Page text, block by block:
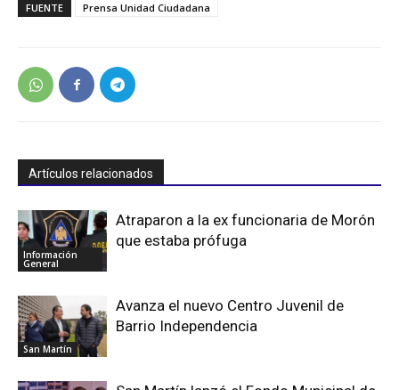
FUENTE Prensa Unidad Ciudadana
Artículos relacionados
Información
General
Atraparon a la ex funcionaria de Morón
que estaba prófuga
San Martín
Avanza el nuevo Centro Juvenil de
Barrio Independencia